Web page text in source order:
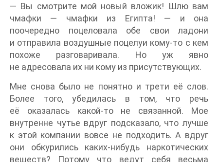
— Вы смотрите мой новый вложик! Шлю вам
чмафки — чмафки из Египта! — и она
поочередно поцеловала обе свои ладони
и отправила воздушные поцелуи кому-то с кем
похоже разговаривала. Но уж явно
не адресовала их ни кому из присутствующих.
Мне снова было не понятно и трети её слов.
Более того, убедилась в том, что речь
её оказалась какой-то не связанной. Мое
внутренне чутье вдруг подсказало, что лучше
к этой компании вовсе не подходить. А вдруг
они обкурились каких-нибудь наркотических
веществ? Потому что ведут себя весьма